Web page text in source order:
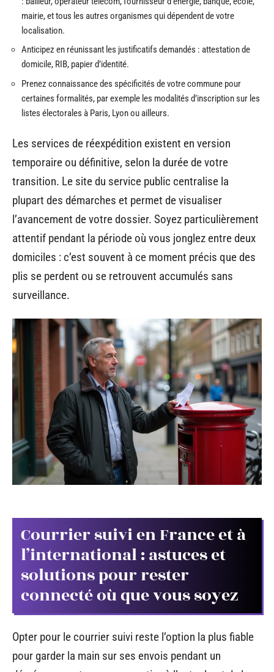
mairie, et tous les autres organismes qui dépendent de votre
localisation.
Anticipez en réunissant les justificatifs demandés : attestation de
domicile, RIB, papier d’identité.
Prenez connaissance des spécificités de votre commune pour
certaines formalités, par exemple les modalités d’inscription sur les
listes électorales à Paris, Lyon ou ailleurs.
Les services de réexpédition existent en version
temporaire ou définitive, selon la durée de votre
transition. Le site du service public centralise la
plupart des démarches et permet de visualiser
l’avancement de votre dossier. Soyez particulièrement
attentif pendant la période où vous jonglez entre deux
domiciles : c’est souvent à ce moment précis que des
plis se perdent ou se retrouvent accumulés sans
surveillance.
Courrier suivi en France et à
l’international : astuces et
solutions pour rester
connecté où que vous soyez
Opter pour le courrier suivi reste l’option la plus fiable
pour garder la main sur ses envois pendant un